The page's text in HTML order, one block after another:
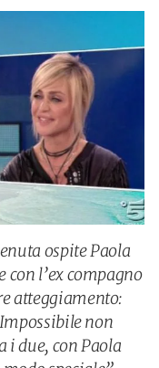
ospite Paola
con l’ex compagno
atteggiamento:
non
due, con Paola